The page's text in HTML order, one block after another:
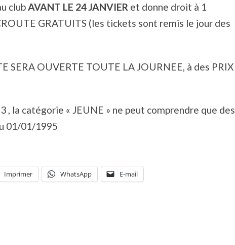
clubAVANT LE 24 JANVIER et donne droit à 1
GRATUITS (les tickets sont remis le jour des
SERA OUVERTE TOUTE LA JOURNEE, à des PRIX
, la catégorie « JEUNE » ne peut comprendre que des
01/01/1995
Imprimer WhatsApp E-mail